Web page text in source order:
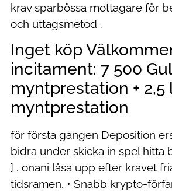
krav sparbössa mottagare för
och uttagsmetod .
Inget köp
incitament: 7 500
myntprestation +
myntprestation
för första gången Deposition
bidra under skicka in spel hitta
] . onani låsa upp efter kravet
tidsramen. • Snabb krypto-